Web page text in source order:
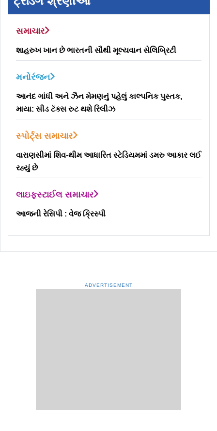
સમાચાર
શાહરુખ ખાન છે ભારતની સૌથી મૂલ્યવાન સેલિબ્રિટી
મનોરંજન
આનંદ ગાંધી અને ઝૈન મેમણનું પહેલું કાલ્પનિક પુસ્તક,
માયા: સીડ ટૅક્સ રુટ થશે રિલીઝ
સ્પોર્ટ્સ સમાચાર
વારાણસીમાં શિવ-થીમ આધારિત સ્ટેડિયમમાં ડમરુ આકાર લઈ
રહ્યું છે
લાઇફસ્ટાઈલ સમાચાર
આજની રેસિપી : વેજ ક્રિસ્પી
ADVERTISEMENT